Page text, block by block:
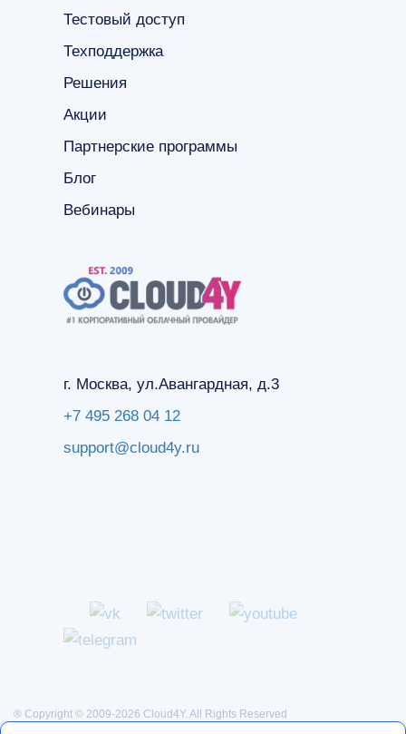
Тестовый доступ
Техподдержка
Решения
Акции
Партнерские программы
Блог
Вебинары
г. Москва, ул.Авангардная, д.3
+7 495 268 04 12
support@cloud4y.ru
® Copyright © 2009-2026 Cloud4Y. All Rights Reserved